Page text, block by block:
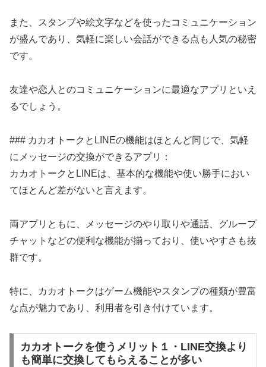
また、スタンプや絵文字などを使ったコミュニケーション
が盛んであり、気軽に楽しい会話ができる点も人気の秘密
です。
友達や恋人とのコミュニケーションに最適なアプリといえ
るでしょう。
### カカオトークとLINEの機能はほとんど同じで、気軽
にメッセージの交換ができるアプリ：
カカオトークとLINEは、基本的な機能や使い勝手におい
てほとんど差がないと言えます。
両アプリともに、メッセージのやり取りや通話、グループ
チャットなどの便利な機能が揃っており、使いやすさも抜
群です。
特に、カカオトークはゲーム機能やスタンプの種類が豊富
な点が魅力であり、利用者を引き付けています。
カカオトークを使うメリット１・LINE交換より
も簡単に交換してもらえることが多い